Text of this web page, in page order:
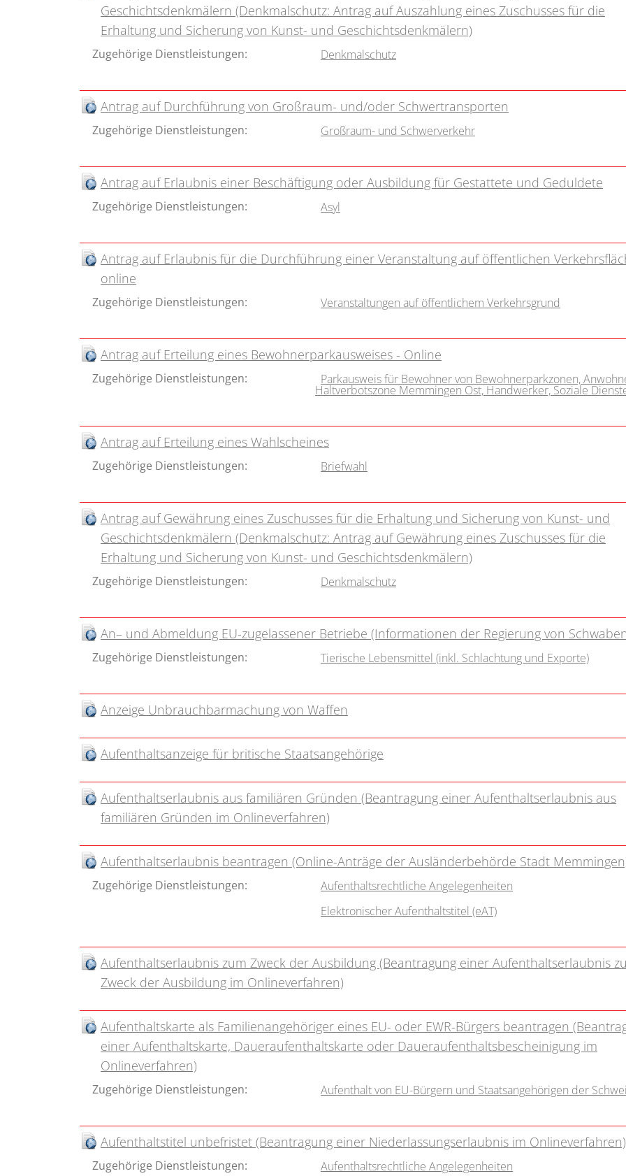
Geschichtsdenkmälern (Denkmalschutz: Antrag auf Auszahlung eines Zuschusses für die
Erhaltung und Sicherung von Kunst- und Geschichtsdenkmälern)
Zugehörige Dienstleistungen: Denkmalschutz
Antrag auf Durchführung von Großraum- und/oder Schwertransporten
Zugehörige Dienstleistungen: Großraum- und Schwerverkehr
Antrag auf Erlaubnis einer Beschäftigung oder Ausbildung für Gestattete und Geduldete
Zugehörige Dienstleistungen: Asyl
Antrag auf Erlaubnis für die Durchführung einer Veranstaltung auf öffentlichen
online
Zugehörige Dienstleistungen: Veranstaltungen auf öffentlichem Verkehrsgrund
Antrag auf Erteilung eines Bewohnerparkausweises - Online
Zugehörige Dienstleistungen: Parkausweis für Bewohner von Bewohnerparkzonen,
Haltverbotszone Memmingen Ost, Handwerker, Soziale
Antrag auf Erteilung eines Wahlscheines
Zugehörige Dienstleistungen: Briefwahl
Antrag auf Gewährung eines Zuschusses für die Erhaltung und Sicherung von Kunst- und
Geschichtsdenkmälern (Denkmalschutz: Antrag auf Gewährung eines Zuschusses für die
Erhaltung und Sicherung von Kunst- und Geschichtsdenkmälern)
Zugehörige Dienstleistungen: Denkmalschutz
An– und Abmeldung EU-zugelassener Betriebe (Informationen der Regierung von
Zugehörige Dienstleistungen: Tierische Lebensmittel (inkl. Schlachtung und Exporte)
Anzeige Unbrauchbarmachung von Waffen
Aufenthaltsanzeige für britische Staatsangehörige
Aufenthaltserlaubnis aus familiären Gründen (Beantragung einer Aufenthaltserlaubnis aus
familiären Gründen im Onlineverfahren)
Aufenthaltserlaubnis beantragen (Online-Anträge der Ausländerbehörde Stadt
Zugehörige Dienstleistungen:
Aufenthaltsrechtliche Angelegenheiten
Elektronischer Aufenthaltstitel (eAT)
Aufenthaltserlaubnis zum Zweck der Ausbildung (Beantragung einer Aufenthaltserlaubnis
Zweck der Ausbildung im Onlineverfahren)
Aufenthaltskarte als Familienangehöriger eines EU- oder EWR-Bürgers beantragen
einer Aufenthaltskarte, Daueraufenthaltskarte oder Daueraufenthaltsbescheinigung im
Onlineverfahren)
Zugehörige Dienstleistungen: Aufenthalt von EU-Bürgern und Staatsangehörigen der
Aufenthaltstitel unbefristet (Beantragung einer Niederlassungserlaubnis im Onlineverfahren)
Zugehörige Dienstleistungen: Aufenthaltsrechtliche Angelegenheiten